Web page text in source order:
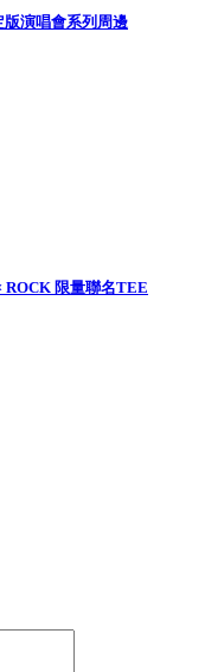
版演唱會系列周邊
ROCK 限量聯名TEE